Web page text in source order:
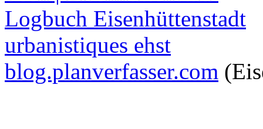
Logbuch Eisenhüttenstadt
urbanistiques ehst
blog.planverfasser.com